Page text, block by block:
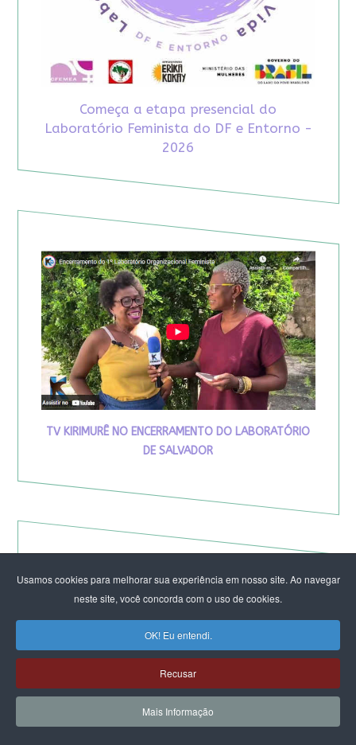
Usamos cookies para melhorar sua experiência em nosso site. Ao navegar
neste site, você concorda com o uso de cookies.
OK! Eu entendi.
Recusar
Mais Informação
Começa a etapa presencial do
Laboratório Feminista do DF e Entorno -
2026
TV KIRIMURÊ NO ENCERRAMENTO DO LABORATÓRIO
DE SALVADOR
Eleição de Erika Hilton para